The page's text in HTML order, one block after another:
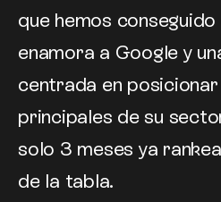
que hemos
enamora a Google y
centrada en
principales de su
solo 3 meses ya
de la tabla.